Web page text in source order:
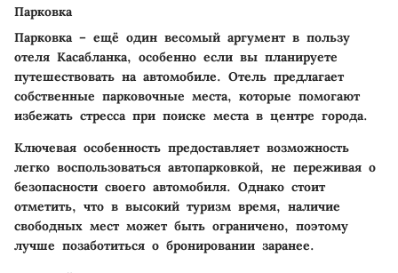
Парковка
Парковка – ещё один весомый аргумент в пользу
отеля Касабланка, особенно если вы планируете
путешествовать на автомобиле. Отель предлагает
собственные парковочные места, которые помогают
избежать стресса при поиске места в центре города.
Ключевая особенность предоставляет возможность
легко воспользоваться автопарковкой, не переживая о
безопасности своего автомобиля. Однако стоит
отметить, что в высокий туризм время, наличие
свободных мест может быть ограничено, поэтому
лучше позаботиться о бронировании заранее.